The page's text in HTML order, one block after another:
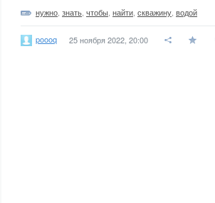
нужно знать чтобы найти скважину водой
poooq 25 ноября 2022, 20:00